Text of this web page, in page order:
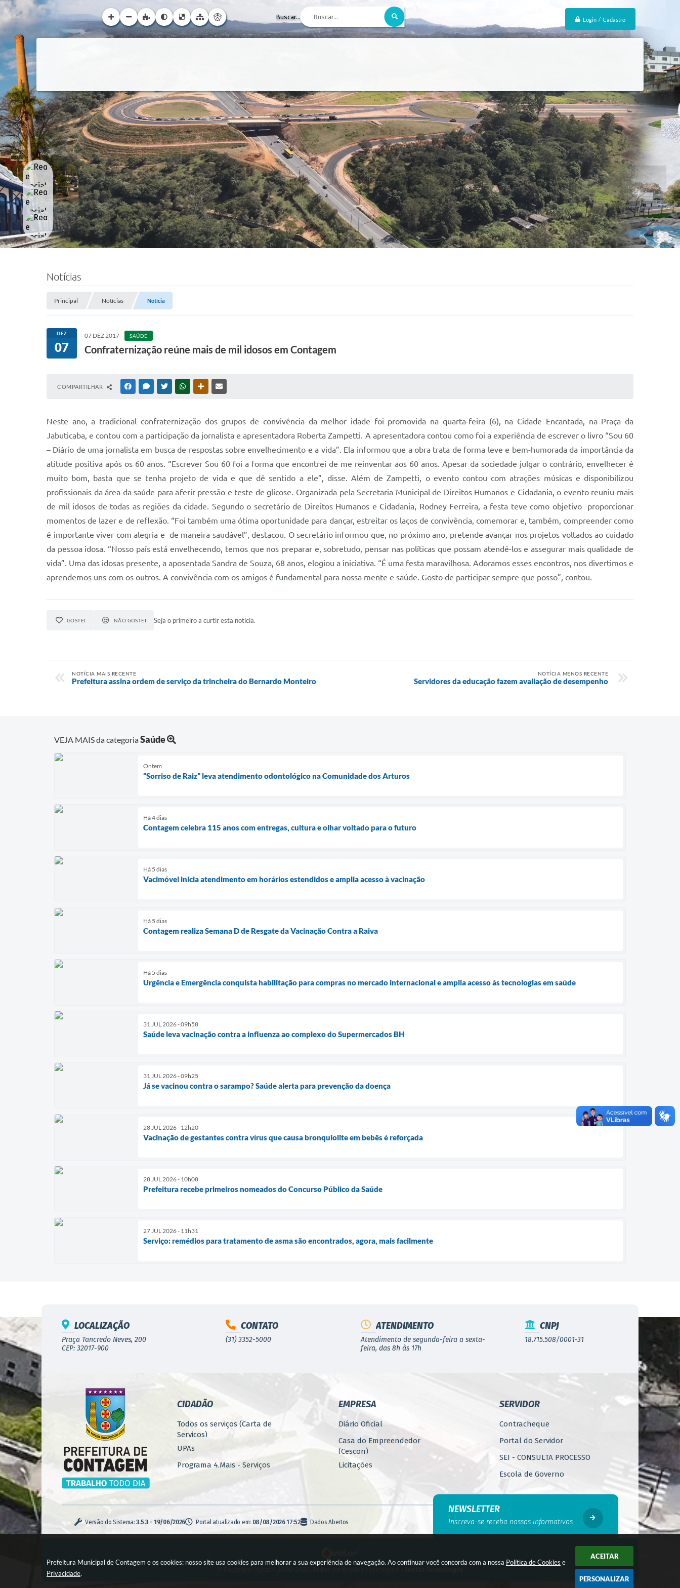
Prefeitura Municipal de Contagem e os cookies: nosso site usa cookies para melhorar a sua experiência de navegação. Ao continuar você concorda com a nossa Política de Cookies e
Privacidade.
ACEITAR
PERSONALIZAR
Login / Cadastro
Buscar...
Notícias
Principal Notícias Notícia
DEZ
07
07 DEZ 2017 SAÚDE
Confraternização reúne mais de mil idosos em Contagem
COMPARTILHAR FACEBOOKMESSENGER
TWITTERWHATSAPPOUTRAS MÍDIAS
Neste ano, a tradicional confraternização dos grupos de convivência da melhor idade foi promovida na quarta-feira (6), na Cidade Encantada, na Praça da
Jabuticaba, e contou com a participação da jornalista e apresentadora Roberta Zampetti. A apresentadora contou como foi a experiência de escrever o livro “Sou 60
– Diário de uma jornalista em busca de respostas sobre envelhecimento e a vida”. Ela informou que a obra trata de forma leve e bem-humorada da importância da
atitude positiva após os 60 anos. “Escrever Sou 60 foi a forma que encontrei de me reinventar aos 60 anos. Apesar da sociedade julgar o contrário, envelhecer é
muito bom, basta que se tenha projeto de vida e que dê sentido a ele”, disse. Além de Zampetti, o evento contou com atrações músicas e disponibilizou
profissionais da área da saúde para aferir pressão e teste de glicose. Organizada pela Secretaria Municipal de Direitos Humanos e Cidadania, o evento reuniu mais
de mil idosos de todas as regiões da cidade. Segundo o secretário de Direitos Humanos e Cidadania, Rodney Ferreira, a festa teve como objetivo proporcionar
momentos de lazer e de reflexão. “Foi também uma ótima oportunidade para dançar, estreitar os laços de convivência, comemorar e, também, compreender como
é importante viver com alegria e de maneira saudável”, destacou. O secretário informou que, no próximo ano, pretende avançar nos projetos voltados ao cuidado
da pessoa idosa. “Nosso país está envelhecendo, temos que nos preparar e, sobretudo, pensar nas políticas que possam atendê-los e assegurar mais qualidade de
vida”. Uma das idosas presente, a aposentada Sandra de Souza, 68 anos, elogiou a iniciativa. “É uma festa maravilhosa. Adoramos esses encontros, nos divertimos e
aprendemos uns com os outros. A convivência com os amigos é fundamental para nossa mente e saúde. Gosto de participar sempre que posso”, contou.
GOSTEI NÃO GOSTEI Seja o primeiro a curtir esta notícia.
NOTÍCIA MAIS RECENTE
Prefeitura assina ordem de serviço da trincheira do Bernardo Monteiro
NOTÍCIA MENOS RECENTE
Servidores da educação fazem avaliação de desempenho
VEJA MAIS da categoriaSaúde
Ontem
“Sorriso de Raiz” leva atendimento odontológico na Comunidade dos Arturos
Há 4 dias
Contagem celebra 115 anos com entregas, cultura e olhar voltado para o futuro
Há 5 dias
Vacimóvel inicia atendimento em horários estendidos e amplia acesso à vacinação
Há 5 dias
Contagem realiza Semana D de Resgate da Vacinação Contra a Raiva
Há 5 dias
Urgência e Emergência conquista habilitação para compras no mercado internacional e amplia acesso às tecnologias em saúde
31 JUL 2026 - 09h58
Saúde leva vacinação contra a influenza ao complexo do Supermercados BH
31 JUL 2026 - 09h25
Já se vacinou contra o sarampo? Saúde alerta para prevenção da doença
28 JUL 2026 - 12h20
Vacinação de gestantes contra vírus que causa bronquiolite em bebês é reforçada
28 JUL 2026 - 10h08
Prefeitura recebe primeiros nomeados do Concurso Público da Saúde
27 JUL 2026 - 11h31
Serviço: remédios para tratamento de asma são encontrados, agora, mais facilmente
LOCALIZAÇÃO
Praça Tancredo Neves, 200
CEP: 32017-900
CONTATO
(31) 3352-5000
ATENDIMENTO
Atendimento de segunda-feira a sexta-
feira, das 8h às 17h
CNPJ
18.715.508/0001-31
CIDADÃO
Todos os serviços (Carta de
Serviços)
UPAs
Programa 4.Mais - Serviços
Monitoramento
EMPRESA
Diário Oficial
Casa do Empreendedor
(Cescon)
Licitações
PARCERIAS
Promoção, Atração, Eventos
e Empreendedorismo
SERVIDOR
Contracheque
Portal do Servidor
SEI - CONSULTA PROCESSO
Escola de Governo
WebMail
Código de Ética do Servidor
Público
Gerência de Segurança do
Trabalho
Versão do Sistema:3.5.3 - 19/06/2026 Portal atualizado em: 08/08/2026 17:52 Dados Abertos
NEWSLETTER
Inscreva-se receba nossos informativos